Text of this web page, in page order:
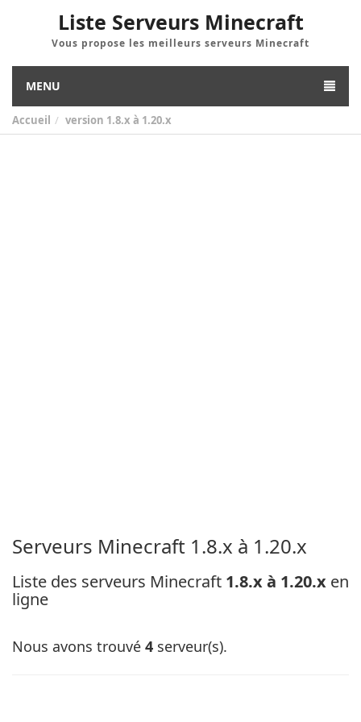
Liste Serveurs Minecraft
Vous propose les meilleurs serveurs Minecraft
MENU
Accueil version 1.8.x à 1.20.x
Serveurs Minecraft 1.8.x à 1.20.x
Liste des serveurs Minecraft 1.8.x à 1.20.x en
ligne
Nous avons trouvé 4 serveur(s).